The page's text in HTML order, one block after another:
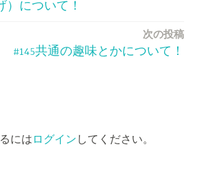
）について！
次の投稿
#145共通の趣味とかについて！
にはログイン してください。